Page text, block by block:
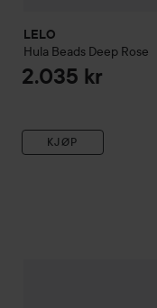
LELO
Hula Beads Deep Rose
2.035 kr
KJØP